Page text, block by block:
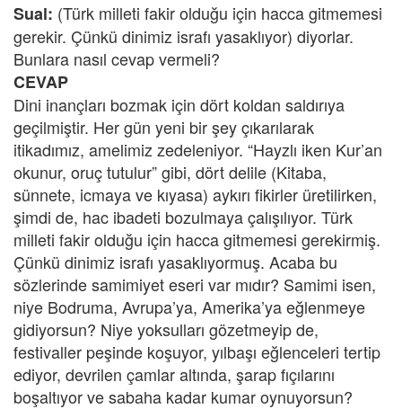
Sual: (Türk milleti fakir olduğu için hacca gitmemesi
gerekir. Çünkü dinimiz israfı yasaklıyor) diyorlar.
Bunlara nasıl cevap vermeli?
CEVAP
Dini inançları bozmak için dört koldan saldırıya
geçilmiştir. Her gün yeni bir şey çıkarılarak
itikadımız, amelimiz zedeleniyor. “Hayzlı iken Kur’an
okunur, oruç tutulur” gibi, dört delile (Kitaba,
sünnete, icmaya ve kıyasa) aykırı fikirler üretilirken,
şimdi de, hac ibadeti bozulmaya çalışılıyor. Türk
milleti fakir olduğu için hacca gitmemesi gerekirmiş.
Çünkü dinimiz israfı yasaklıyormuş. Acaba bu
sözlerinde samimiyet eseri var mıdır? Samimi isen,
niye Bodruma, Avrupa’ya, Amerika’ya eğlenmeye
gidiyorsun? Niye yoksulları gözetmeyip de,
festivaller peşinde koşuyor, yılbaşı eğlenceleri tertip
ediyor, devrilen çamlar altında, şarap fıçılarını
boşaltıyor ve sabaha kadar kumar oynuyorsun?